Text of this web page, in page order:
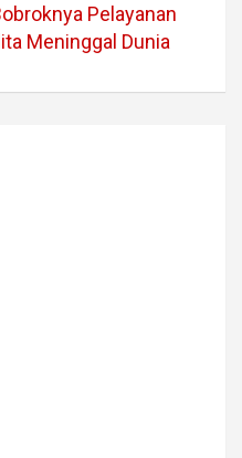
Pelayanan
Meninggal Dunia